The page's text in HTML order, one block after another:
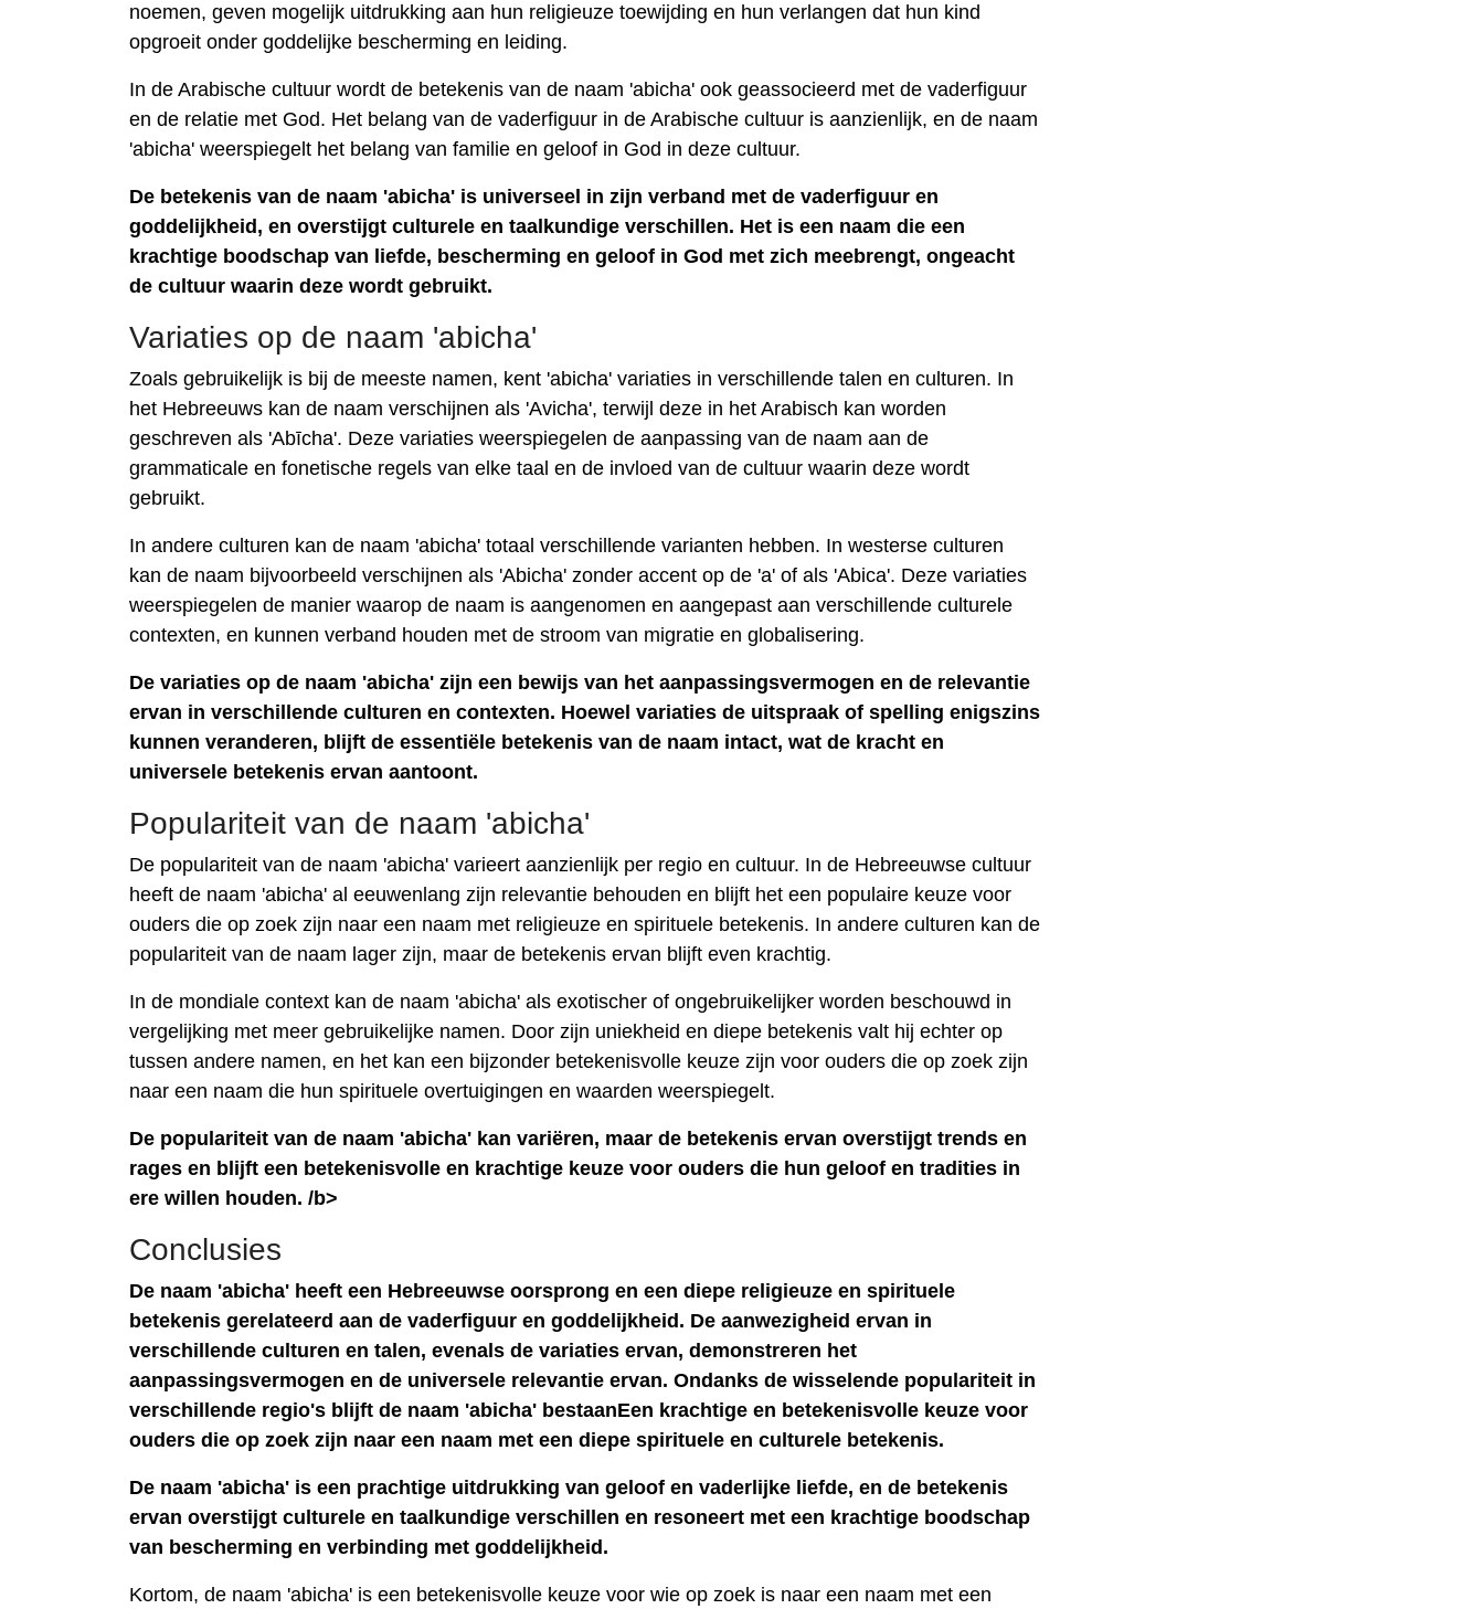
noemen, geven mogelijk uitdrukking aan hun religieuze toewijding en hun verlangen dat hun kind
opgroeit onder goddelijke bescherming en leiding.
In de Arabische cultuur wordt de betekenis van de naam 'abicha' ook geassocieerd met de vaderfiguur
en de relatie met God. Het belang van de vaderfiguur in de Arabische cultuur is aanzienlijk, en de naam
'abicha' weerspiegelt het belang van familie en geloof in God in deze cultuur.
De betekenis van de naam 'abicha' is universeel in zijn verband met de vaderfiguur en
goddelijkheid, en overstijgt culturele en taalkundige verschillen. Het is een naam die een
krachtige boodschap van liefde, bescherming en geloof in God met zich meebrengt, ongeacht
de cultuur waarin deze wordt gebruikt.
Variaties op de naam 'abicha'
Zoals gebruikelijk is bij de meeste namen, kent 'abicha' variaties in verschillende talen en culturen. In
het Hebreeuws kan de naam verschijnen als 'Avicha', terwijl deze in het Arabisch kan worden
geschreven als 'Abīcha'. Deze variaties weerspiegelen de aanpassing van de naam aan de
grammaticale en fonetische regels van elke taal en de invloed van de cultuur waarin deze wordt
gebruikt.
In andere culturen kan de naam 'abicha' totaal verschillende varianten hebben. In westerse culturen
kan de naam bijvoorbeeld verschijnen als 'Abicha' zonder accent op de 'a' of als 'Abica'. Deze variaties
weerspiegelen de manier waarop de naam is aangenomen en aangepast aan verschillende culturele
contexten, en kunnen verband houden met de stroom van migratie en globalisering.
De variaties op de naam 'abicha' zijn een bewijs van het aanpassingsvermogen en de relevantie
ervan in verschillende culturen en contexten. Hoewel variaties de uitspraak of spelling enigszins
kunnen veranderen, blijft de essentiële betekenis van de naam intact, wat de kracht en
universele betekenis ervan aantoont.
Populariteit van de naam 'abicha'
De populariteit van de naam 'abicha' varieert aanzienlijk per regio en cultuur. In de Hebreeuwse cultuur
heeft de naam 'abicha' al eeuwenlang zijn relevantie behouden en blijft het een populaire keuze voor
ouders die op zoek zijn naar een naam met religieuze en spirituele betekenis. In andere culturen kan de
populariteit van de naam lager zijn, maar de betekenis ervan blijft even krachtig.
In de mondiale context kan de naam 'abicha' als exotischer of ongebruikelijker worden beschouwd in
vergelijking met meer gebruikelijke namen. Door zijn uniekheid en diepe betekenis valt hij echter op
tussen andere namen, en het kan een bijzonder betekenisvolle keuze zijn voor ouders die op zoek zijn
naar een naam die hun spirituele overtuigingen en waarden weerspiegelt.
De populariteit van de naam 'abicha' kan variëren, maar de betekenis ervan overstijgt trends en
rages en blijft een betekenisvolle en krachtige keuze voor ouders die hun geloof en tradities in
ere willen houden. /b>
Conclusies
De naam 'abicha' heeft een Hebreeuwse oorsprong en een diepe religieuze en spirituele
betekenis gerelateerd aan de vaderfiguur en goddelijkheid. De aanwezigheid ervan in
verschillende culturen en talen, evenals de variaties ervan, demonstreren het
aanpassingsvermogen en de universele relevantie ervan. Ondanks de wisselende populariteit in
verschillende regio's blijft de naam 'abicha' bestaanEen krachtige en betekenisvolle keuze voor
ouders die op zoek zijn naar een naam met een diepe spirituele en culturele betekenis.
De naam 'abicha' is een prachtige uitdrukking van geloof en vaderlijke liefde, en de betekenis
ervan overstijgt culturele en taalkundige verschillen en resoneert met een krachtige boodschap
van bescherming en verbinding met goddelijkheid.
Kortom, de naam 'abicha' is een betekenisvolle keuze voor wie op zoek is naar een naam met een